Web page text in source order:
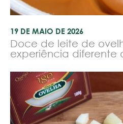
19 DE MAIO DE 2026
Doce de leite de
experiência diferente